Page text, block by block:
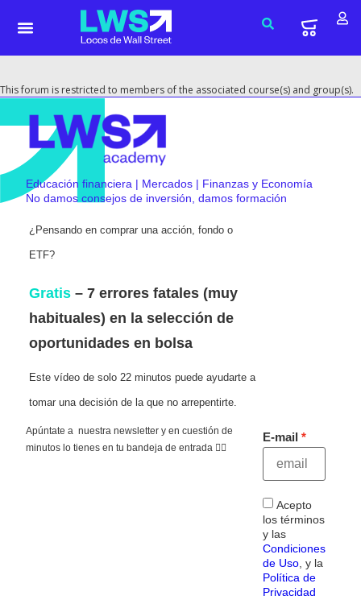
This forum is restricted to members of the associated course(s) and group(s).
Educación financiera | Mercados | Finanzas y Economía
No damos consejos de inversión, damos formación
¿Pensando en comprar una acción, fondo o
ETF?
Gratis – 7 errores fatales (muy
habituales) en la selección de
oportunidades en bolsa
Este vídeo de solo 22 minutos puede ayudarte a
tomar una decisión de la que no arrepentirte.
Apúntate a nuestra newsletter y en cuestión de
minutos lo tienes en tu bandeja de entrada 👇🏻
E-mail
Acepto
los términos
y las
Condiciones
de Uso, y la
Política de
Privacidad